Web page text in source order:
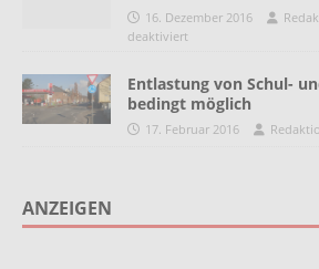
16. Dezember 2016
deaktiviert
Entlastung von Schul-
bedingt möglich
17. Februar 2016
ANZEIGEN